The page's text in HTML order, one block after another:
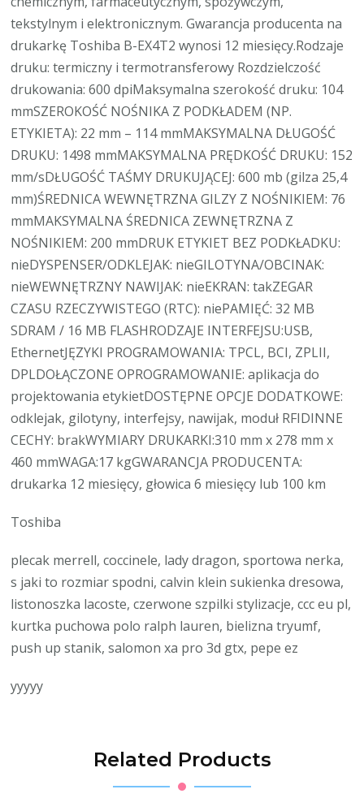
tekstylnym i elektronicznym. Gwarancja producenta na
drukarkę Toshiba B-EX4T2 wynosi 12 miesięcy.Rodzaje
druku: termiczny i termotransferowy Rozdzielczość
drukowania: 600 dpiMaksymalna szerokość druku: 104
mmSZEROKOŚĆ NOŚNIKA Z PODKŁADEM (NP.
ETYKIETA): 22 mm – 114 mmMAKSYMALNA DŁUGOŚĆ
DRUKU: 1498 mmMAKSYMALNA PRĘDKOŚĆ DRUKU: 152
mm/sDŁUGOŚĆ TAŚMY DRUKUJĄCEJ: 600 mb (gilza 25,4
mm)ŚREDNICA WEWNĘTRZNA GILZY Z NOŚNIKIEM: 76
mmMAKSYMALNA ŚREDNICA ZEWNĘTRZNA Z
NOŚNIKIEM: 200 mmDRUK ETYKIET BEZ PODKŁADKU:
nieDYSPENSER/ODKLEJAK: nieGILOTYNA/OBCINAK:
nieWEWNĘTRZNY NAWIJAK: nieEKRAN: takZEGAR
CZASU RZECZYWISTEGO (RTC): niePAMIĘĆ: 32 MB
SDRAM / 16 MB FLASHRODZAJE INTERFEJSU:USB,
EthernetJĘZYKI PROGRAMOWANIA: TPCL, BCI, ZPLII,
DPLDOŁĄCZONE OPROGRAMOWANIE: aplikacja do
projektowania etykietDOSTĘPNE OPCJE DODATKOWE:
odklejak, gilotyny, interfejsy, nawijak, moduł RFIDINNE
CECHY: brakWYMIARY DRUKARKI:310 mm x 278 mm x
460 mmWAGA:17 kgGWARANCJA PRODUCENTA:
drukarka 12 miesięcy, głowica 6 miesięcy lub 100 km
Toshiba
plecak merrell, coccinele, lady dragon, sportowa nerka,
s jaki to rozmiar spodni, calvin klein sukienka dresowa,
listonoszka lacoste, czerwone szpilki stylizacje, ccc eu pl,
kurtka puchowa polo ralph lauren, bielizna tryumf,
push up stanik, salomon xa pro 3d gtx, pepe ez
yyyyy
Related Products